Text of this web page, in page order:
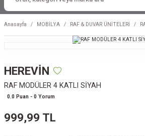
Anasayfa MOBİLYA RAF & DUVAR ÜNİTELERİ
HEREVİN
RAF MODÜLER 4 KATLI SİYAH
0.0 Puan - 0 Yorum
999,99 TL